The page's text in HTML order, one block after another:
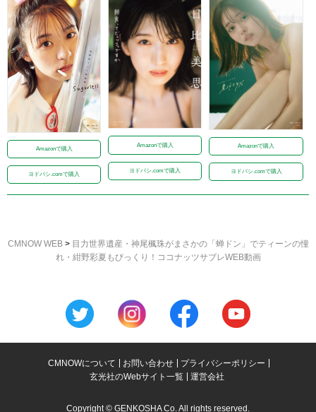
Amazonで購入
ヨドバシ.comで購入
Amazonで購入
ヨドバシ.comで購入
Amazonで購入
ヨドバシ.comで購入
CMNOW WEB> 目力世界遺産・神尾楓珠がまさかの「蝉ドン」でティーンの憧
れ・紺野彩夏もびっくり！ココナッツサブレWEB動画
CMNOWについて お問い合わせ
プライバシーポリシー
玄光社のWebサイト一覧
運営会社
Copyright © GENKOSHA Co. All rights reserved.